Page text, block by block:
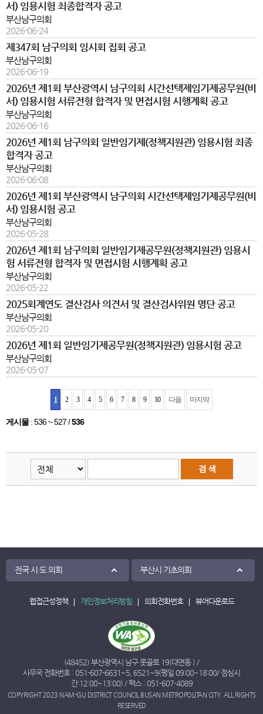
서) 임용시험 최종합격자 공고
부산남구의회
2026-06-24
제347회 남구의회 임시회 집회 공고
부산남구의회
2026-06-19
2026년 제1회 부산광역시 남구의회 시간선택제임기제공무원(비
서) 임용시험 서류전형 합격자 및 면접시험 시행계획 공고
부산남구의회
2026-06-16
2026년 제1회 남구의회 일반임기제(정책지원관) 임용시험 최종
합격자 공고
부산남구의회
2026-06-08
2026년 제1회 부산광역시 남구의회 시간선택제임기제공무원(비
서) 임용시험 공고
부산남구의회
2026-05-28
2026년 제1회 남구의회 일반임기제공무원(정책지원관) 임용시
험 서류전형 합격자 및 면접시험 시행계획 공고
부산남구의회
2026-05-22
2025회계연도 결산검사 의견서 및 결산검사위원 명단 공고
부산남구의회
2026-05-20
2026년 제1회 일반임기제공무원(정책지원관) 임용시험 공고
부산남구의회
2026-05-07
1 2 3 4 5 6 7 8 9 10 다음 마지막
게시물: 536 ~ 527 /536
전국 시·도 의회 부산시 기초의회
웹접근성정책 개인정보처리방침 의회전화번호 뷰어다운로드
(48452) 부산광역시 남구 못골로 19(대연동 ) /
사무국 전화번호 : 051-607-6631 ~5 6521 ~9(평일 09:00~18:00/ 점심시
간:12:00~13:00) / 팩스 : 051-607-4089
COPYRIGHT 2023 NAM-GU DISTRICT COUNCIL BUSAN METROPOLITAN CITY. ALL RIGHTS
RESERVED